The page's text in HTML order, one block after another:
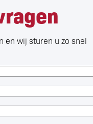
en wij sturen u zo snel